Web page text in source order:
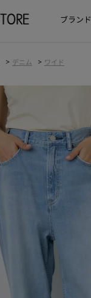
ブランド
> デニム > ワイド